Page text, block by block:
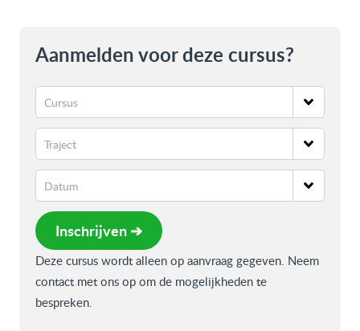
Aanmelden voor deze cursus?
Inschrijven ➔
Deze cursus wordt alleen op aanvraag gegeven. Neem
contact met ons op om de mogelijkheden te
bespreken.